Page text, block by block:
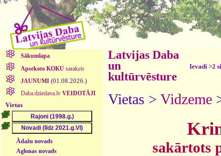
Sākumlapa
Apsekoto KOKUsaraksts
JAUNUMI (01.08.2026.)
Daba.dziedava.lv VEIDOTĀJI
Vietas
Ādažu novads
Aglonas novads
Latvijas Daba
un
kultūrvēsture
Ievadi >2
Vietas > Vidzeme
sakārtots